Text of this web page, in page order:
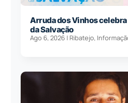
Arruda dos Vinhos
da Salvação
Ago 6, 2026 | Ribatejo,